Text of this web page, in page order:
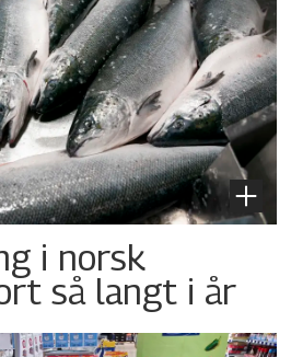
i norsk
så langt i år